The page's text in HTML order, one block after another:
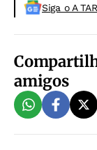
Siga o A
amigos